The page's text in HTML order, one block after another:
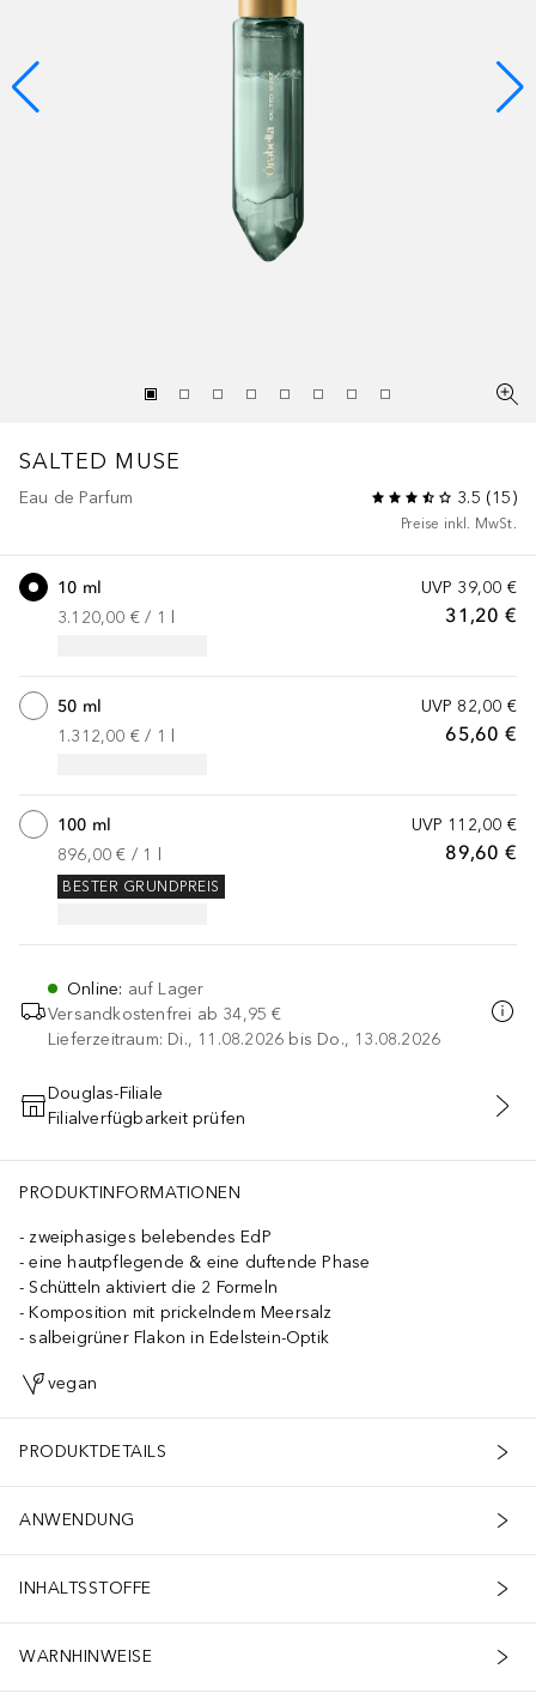
SALTED MUSE
Eau de Parfum 3.5 (15)
Preise inkl. MwSt.
UVP 39,00 €
31,20 €
10 ml
3.120,00 € / 1
UVP 82,00 €
65,60 €
50 ml
1.312,00 € / 1
UVP 112,00 €
89,60 €
100 ml
896,00 € / 1
BESTER GRUNDPREIS
Online: auf Lager
Versandkostenfrei ab 34,95 €
Lieferzeitraum: Di., 11.08.2026 bis Do., 13.08.2026
IN DEN WARENKORB
Douglas-Filiale
Filialverfügbarkeit prüfen
PRODUKTINFORMATIONEN
zweiphasiges belebendes EdP
eine hautpflegende & eine duftende Phase
Schütteln aktiviert die 2 Formeln
Komposition mit prickelndem Meersalz
salbeigrüner Flakon in Edelstein-Optik
vegan
PRODUKTDETAILS
ANWENDUNG
INHALTSSTOFFE
WARNHINWEISE